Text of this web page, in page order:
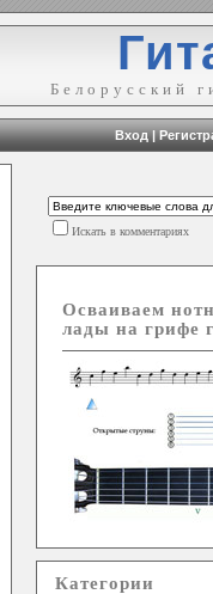
Белорусский
Вход|
Искать в комментариях
Осваиваем
лады на грифе
Категории